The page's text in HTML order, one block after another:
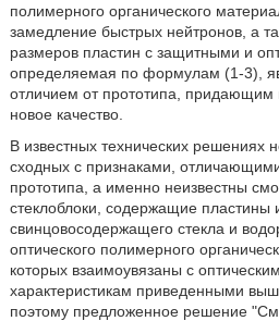
полимерного органического
замедление быстрых нейтронов, а
размеров пластин с защитными и
определяемая по формулам (1-3),
отличием от прототипа, придающим
новое качество.
В известных технических решениях
сходных с признаками,
прототипа, а именно неизвестны
стеклоблоки, содержащие пластины
свинцовосодержащего стекла и
оптического полимерного
которых взаимоувязаны с
характеристикам приведенными
поэтому предложенное решение